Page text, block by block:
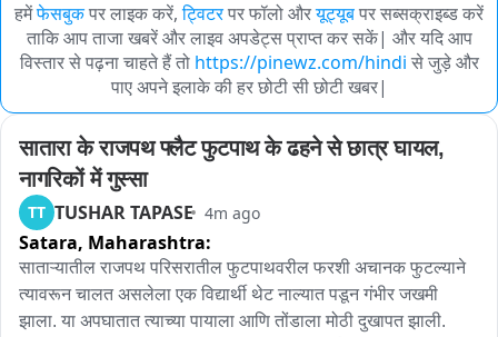
हमेंफेसबुकपर लाइक करें, ट्विटरपर फॉलो औरयूट्यूबपर सब्सक्राइब्ड करें
ताकि आप ताजा खबरें और लाइव अपडेट्स प्राप्त कर सकें| और यदि आप
विस्तार से पढ़ना चाहते हैं तो https://pinewz.com/hindi से जुड़े और
पाए अपने इलाके की हर छोटी सी छोटी खबर|
सातारा के राजपथ फ्लैट फुटपाथ के ढहने से छात्र घायल,
नागरिकों में गुस्सा
TT TUSHAR TAPASE 4m ago
Satara, Maharashtra:
साताऱ्यातील राजपथ परिसरातील फुटपाथवरील फरशी अचानक फुटल्याने
त्यावरून चालत असलेला एक विद्यार्थी थेट नाल्यात पडून गंभीर जखमी
झाला. या अपघातात त्याच्या पायाला आणि तोंडाला मोठी दुखापत झाली.